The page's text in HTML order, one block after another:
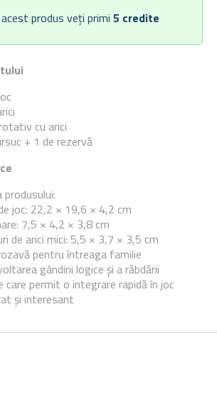
cu arici
+ 1 de rezervă
produsului:
joc: 22,2 × 19,6 × 4,2 cm
7,5 × 4,2 × 3,8 cm
de arici mici: 5,5 × 3,7 × 3,5 cm
pentru întreaga familie
gândirii logice și a răbdării
care permit o integrare rapidă în joc
și interesant
produs veți primi 5 credite